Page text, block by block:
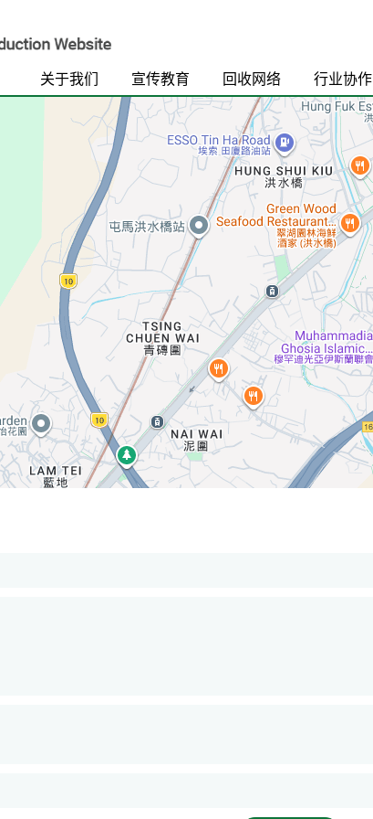
关于我们 宣传教育 回收网络 行业协作